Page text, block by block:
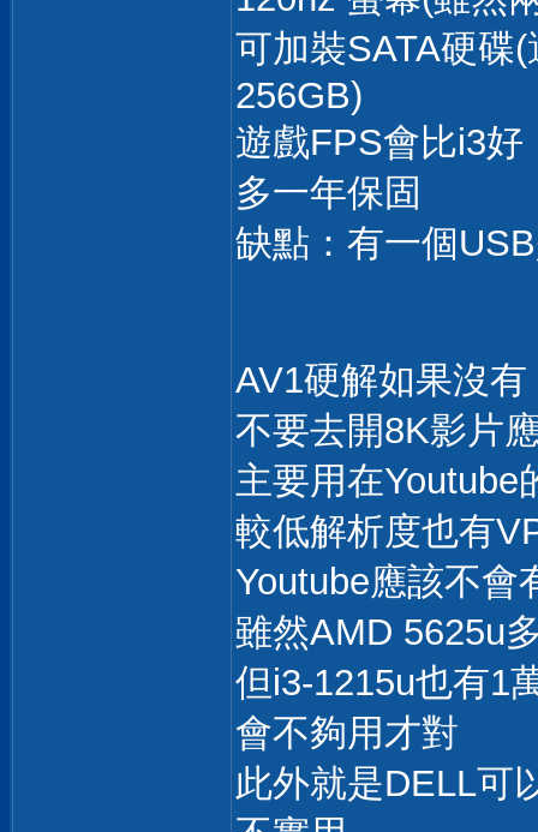
可加裝SATA硬碟
256GB)
遊戲FPS會比i3好
多一年保固
缺點：有一個
AV1硬解如果沒有
不要去開8K影片
主要用在Youtube
較低解析度也有
Youtube應該不會
雖然AMD 5625u
但i3-1215u也有1
會不夠用才對
此外就是DELL可